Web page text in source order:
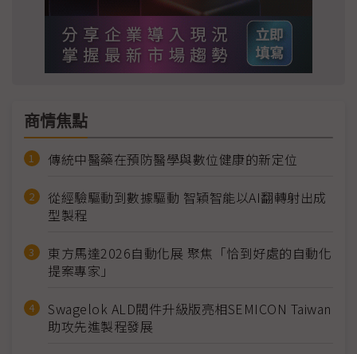
商情焦點
傳統中醫藥在預防醫學與數位健康的新定位
從經驗驅動到數據驅動 智穎智能以AI翻轉射出成
型製程
東方馬達2026自動化展 聚焦「恰到好處的自動化
提案專家」
Swagelok ALD閥件升級版亮相SEMICON Taiwan
助攻先進製程發展